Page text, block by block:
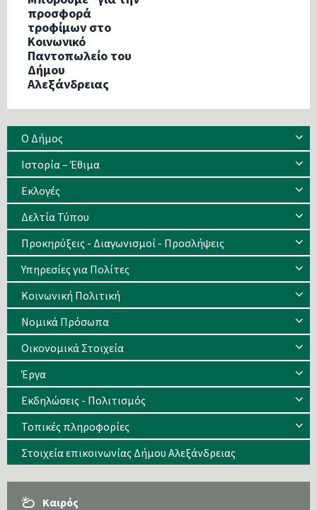
προσφορά
τροφίμων στο
Κοινωνικό
Παντοπωλείο του
Δήμου
Αλεξάνδρειας
Ο Δήμος
Ιστορία – Έθιμα
Eκλογές
Δελτία Τύπου
Προκηρύξεις - Διαγωνισμοί - Προσλήψεις
Υπηρεσίες για Πολίτες
Κοινωνική Πολιτική
Νομικά Πρόσωπα
Οικονομικά Στοιχεία
Έργα
Εκδηλώσεις - Πολιτισμός
Τοπικές πληροφορίες
Στοιχεία επικοινωνίας Δήμου Αλεξάνδρειας
Καιρός